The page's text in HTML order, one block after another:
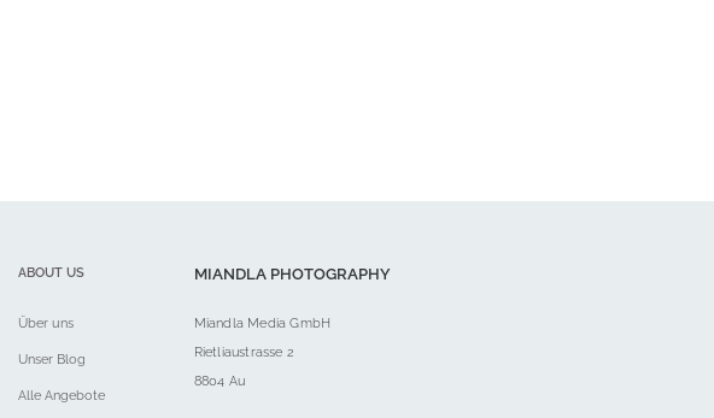
ABOUT US
Über uns
Unser Blog
Alle Angebote
MIANDLA PHOTOGRAPHY
Miandla Media GmbH
Rietliaustrasse 2
8804 Au